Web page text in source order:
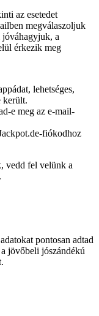
az esetedet
megválaszoljuk
a
érkezik meg
lehetséges,
került.
e meg az e-mail-
fiókodhoz
vedd fel velünk a
pontosan adtad
jövőbeli jószándékú